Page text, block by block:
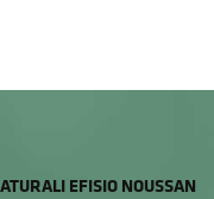
EFISIO NOUSSAN